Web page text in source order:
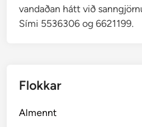
vandaðan hátt við
Sími 5536306 og 6621199.
Flokkar
Almennt